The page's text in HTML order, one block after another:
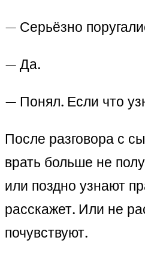
— Серьёзно
— Да.
— Понял. Если что
После разговора с
врать больше не
или поздно узнают
расскажет. Или не
почувствуют.